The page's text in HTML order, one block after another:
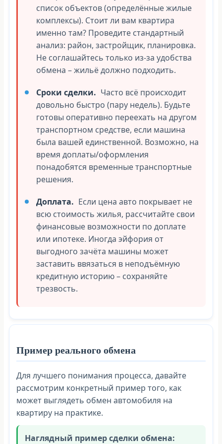
список объектов (определённые жилые
комплексы). Стоит ли вам квартира
именно там? Проведите стандартный
анализ: район, застройщик, планировка.
Не соглашайтесь только из-за удобства
обмена – жильё должно подходить.
Сроки сделки. Часто всё происходит
довольно быстро (пару недель). Будьте
готовы оперативно переехать на другом
транспортном средстве, если машина
была вашей единственной. Возможно, на
время доплаты/оформления
понадобятся временные транспортные
решения.
Доплата. Если цена авто покрывает не
всю стоимость жилья, рассчитайте свои
финансовые возможности по доплате
или ипотеке. Иногда эйфория от
выгодного зачёта машины может
заставить ввязаться в неподъёмную
кредитную историю – сохраняйте
трезвость.
Пример реального обмена
Для лучшего понимания процесса, давайте
рассмотрим конкретный пример того, как
может выглядеть обмен автомобиля на
квартиру на практике.
Наглядный пример сделки обмена: